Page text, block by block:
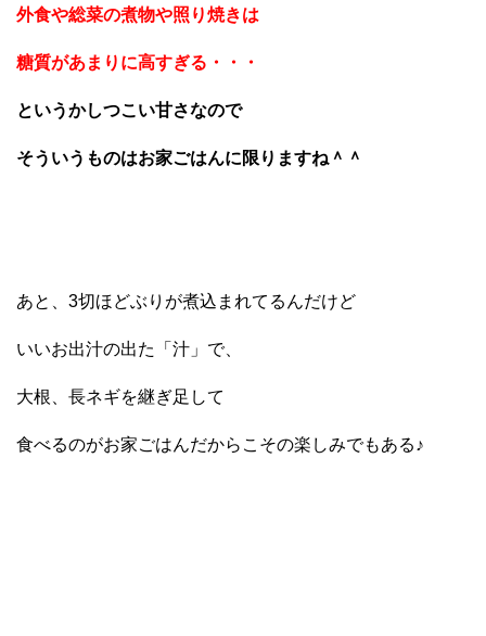
外食や総菜の煮物や照り焼きは
糖質があまりに高すぎる・・・
というかしつこい甘さなので
そういうものはお家ごはんに限りますね＾＾
あと、3切ほどぶりが煮込まれてるんだけど
いいお出汁の出た「汁」で、
大根、長ネギを継ぎ足して
食べるのがお家ごはんだからこその楽しみでもある♪